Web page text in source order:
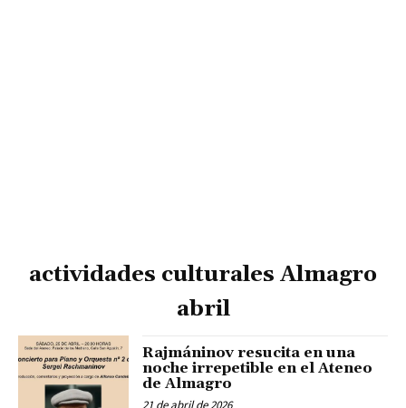
actividades culturales Almagro
abril
Rajmáninov resucita en una
noche irrepetible en el Ateneo
de Almagro